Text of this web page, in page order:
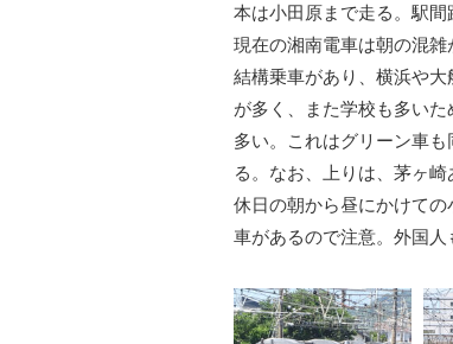
本は小田原まで走る。駅間
現在の湘南電車は朝の混
結構乗車があり、横浜や
が多く、また学校も多い
多い。これはグリーン車
る。なお、上りは、茅ヶ
休日の朝から昼にかけて
車があるので注意。外国人